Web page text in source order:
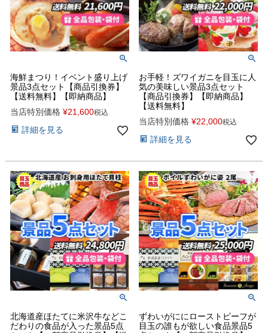
海鮮まつり！イベント盛り上げ
景品3点セット【商品引換券】
【送料無料】【即納商品】
当店特別価格 ¥21,600税込
詳細を見る
お手軽！ズワイガニを目玉に人
気の美味しい景品3点セット
【商品引換券】【即納商品】
【送料無料】
当店特別価格 ¥22,000税込
詳細を見る
北海道産ほたてに米沢牛などこ
だわりの食品が入った景品5点
ずわいがににローストビーフが
目玉の誰もが欲しい食品景品5